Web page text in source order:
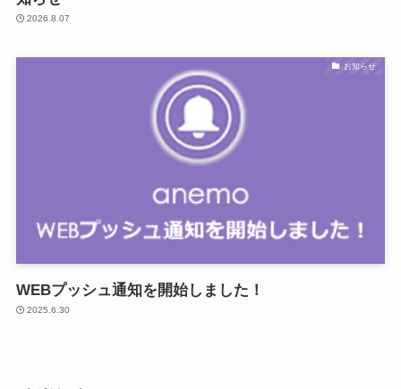
2026.8.07
お知らせ
WEBプッシュ通知を開始しました！
2025.6.30